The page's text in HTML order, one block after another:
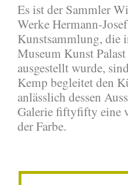
Es ist der Sammler
Werke Hermann-
Kunstsammlung, die
Museum Kunst
ausgestellt wurde,
Kemp begleitet den
anlässlich dessen
Galerie fiftyfifty eine
der Farbe.